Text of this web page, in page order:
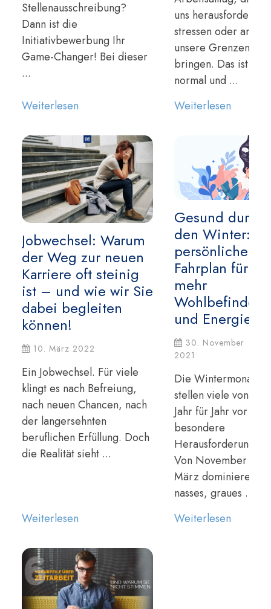
Stellenausschreibung?
Dann ist die
Initiativbewerbung Ihr
Game-Changer! Bei dieser
...
Weiterlesen
uns herausfordern,
stressen oder an
unsere Grenzen
bringen. Das ist
normal und ...
Weiterlesen
Jobwechsel: Warum
der Weg zur neuen
Karriere oft steinig
ist – und wie wir Sie
dabei begleiten
können!
10. März 2022
Ein Jobwechsel. Für viele
klingt es nach Befreiung,
nach neuen Chancen, nach
der langersehnten
beruflichen Erfüllung. Doch
die Realität sieht ...
Weiterlesen
Gesund durch
den Winter: Ihr
persönlicher
Fahrplan für
mehr
Wohlbefinden
und Energie!
30. November
2021
Die Wintermonate
stellen viele von uns
Jahr für Jahr vor eine
besondere
Herausforderung.
Von November bis
März dominieren
nasses, graues ...
Weiterlesen